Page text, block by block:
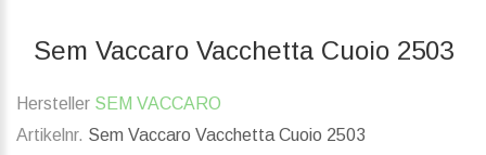
Sem Vaccaro Vacchetta Cuoio 2503
Hersteller SEM VACCARO
Artikelnr. Sem Vaccaro Vacchetta Cuoio 2503